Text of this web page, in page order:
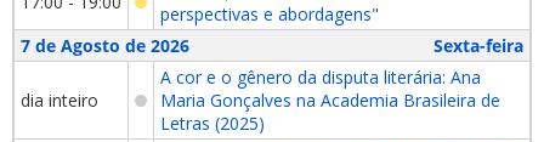
perspectivas e abordagens"
7 de Agosto de 2026
Sexta-feira
dia inteiro
A cor e o gênero da disputa literária: Ana
Maria Gonçalves na Academia Brasileira de
Letras (2025)